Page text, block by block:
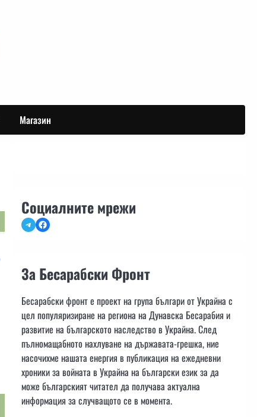
Магазин
Социалните мрежи
TelegramFacebook
За Бесарабски Фронт
Бесарабски фронт е проект на група българи от Украйна с
цел популяризиране на региона на Дунавска Бесарабия и
развитие на българското наследство в Украйна. След
пълномащабното нахлуване на държавата-грешка, ние
насочихме нашата енергия в публикация на ежедневни
хроники за войната в Украйна на български език за да
може българският читател да получава актуална
информация за случващото се в момента.